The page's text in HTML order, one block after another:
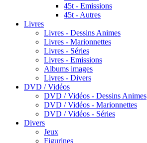
45t - Emissions
45t - Autres
Livres
Livres - Dessins Animes
Livres - Marionnettes
Livres - Séries
Livres - Emissions
Albums images
Livres - Divers
DVD / Vidéos
DVD / Vidéos - Dessins Animes
DVD / Vidéos - Marionnettes
DVD / Vidéos - Séries
Divers
Jeux
Figurines